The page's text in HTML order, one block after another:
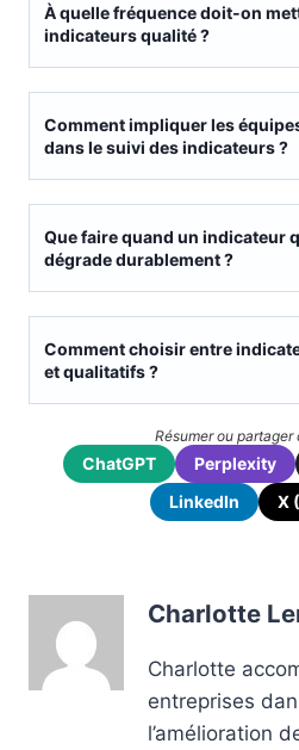
À quelle fréquence doit-on
indicateurs qualité ?
Comment impliquer les
dans le suivi des indicateurs ?
Que faire quand un indicateur
dégrade durablement ?
Comment choisir entre
et qualitatifs ?
ChatGPT Perplexity
LinkedIn
X
Charlotte
Charlotte
entreprises
l’amélioration